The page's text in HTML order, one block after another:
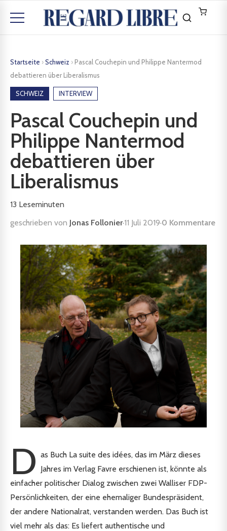
Startseite ›Schweiz › Pascal Couchepin und Philippe Nantermod
debattieren über Liberalismus
SCHWEIZ INTERVIEW
Pascal Couchepin und
Philippe Nantermod
debattieren über
Liberalismus
13 Leseminuten
geschrieben von Jonas Follonier·11 Juli 2019·0 Kommentare
D as Buch La suite des idées, das im März dieses
Jahres im Verlag Favre erschienen ist, könnte als
einfacher politischer Dialog zwischen zwei Walliser FDP-
Persönlichkeiten, der eine ehemaliger Bundespräsident,
der andere Nationalrat, verstanden werden. Das Buch ist
viel mehr als das: Es liefert authentische und